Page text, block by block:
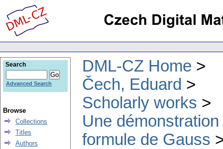
DML-CZ Home
Čech, Eduard
Scholarly works
Une
formule de Gauss
Search
Advanced Search
Browse
Collections
Titles
Authors